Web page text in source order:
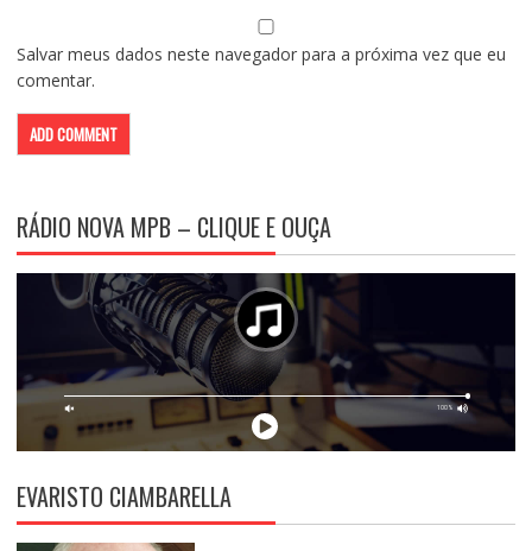
Salvar meus dados neste navegador para a próxima vez que eu
comentar.
RÁDIO NOVA MPB – CLIQUE E OUÇA
EVARISTO CIAMBARELLA